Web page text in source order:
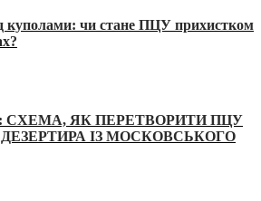
куполами: чи стане ПЦУ прихистком
СХЕМА, ЯК ПЕРЕТВОРИТИ ПЦУ
ІЗ МОСКОВСЬКОГО